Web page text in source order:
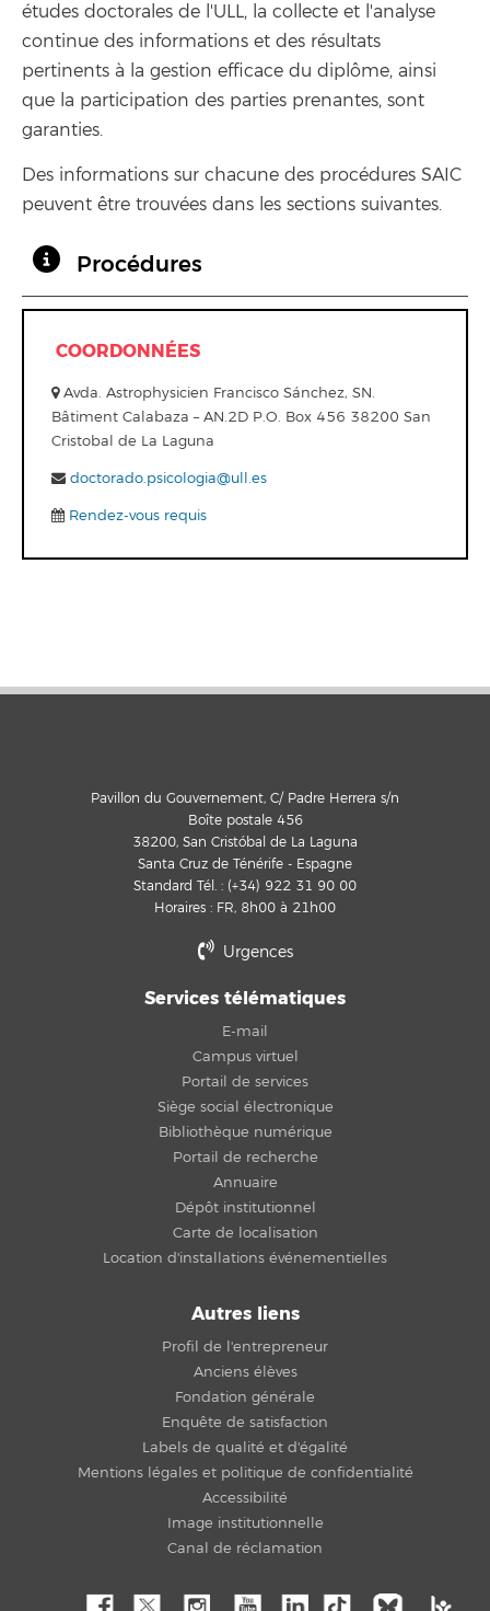
études doctorales de l'ULL, la collecte et l'analyse
continue des informations et des résultats
pertinents à la gestion efficace du diplôme, ainsi
que la participation des parties prenantes, sont
garanties.
Des informations sur chacune des procédures SAIC
peuvent être trouvées dans les sections suivantes.
Procédures
COORDONNÉES
Avda. Astrophysicien Francisco Sánchez, SN.
Bâtiment Calabaza – AN.2D P.O. Box 456 38200 San
Cristobal de La Laguna
doctorado.psicologia@ull.es
Rendez-vous requis
Pavillon du Gouvernement, C/ Padre Herrera s/n
Boîte postale 456
38200, San Cristóbal de La Laguna
Santa Cruz de Ténérife - Espagne
Standard Tél. : (+34) 922 31 90 00
Horaires : FR, 8h00 à 21h00
Urgences
Services télématiques
E-mail
Campus virtuel
Portail de services
Siège social électronique
Bibliothèque numérique
Portail de recherche
Annuaire
Dépôt institutionnel
Carte de localisation
Location d'installations événementielles
Autres liens
Profil de l'entrepreneur
Anciens élèves
Fondation générale
Enquête de satisfaction
Labels de qualité et d'égalité
Mentions légales et politique de confidentialité
Accessibilité
Image institutionnelle
Canal de réclamation